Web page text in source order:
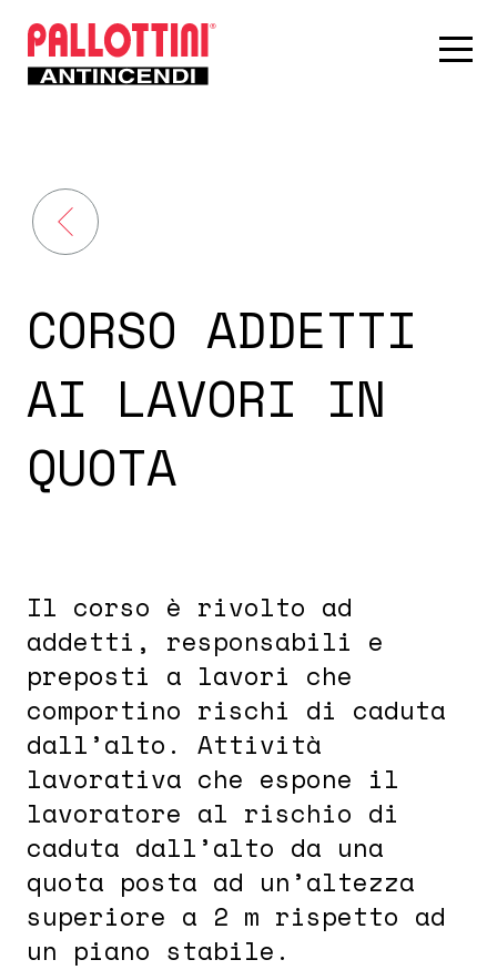
CORSO ADDETTI
AI LAVORI IN
QUOTA
Il corso è rivolto ad
addetti, responsabili e
preposti a lavori che
comportino rischi di caduta
dall’alto. Attività
lavorativa che espone il
lavoratore al rischio di
caduta dall’alto da una
quota posta ad un’altezza
superiore a 2 m rispetto ad
un piano stabile.